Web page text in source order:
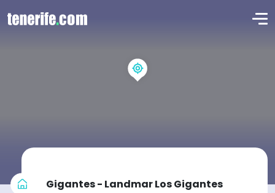
Gigantes - Landmar Los Gigantes